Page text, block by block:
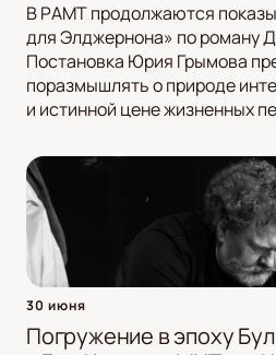
В РАМТ продолжаются
для Элджернона» по роману
Постановка Юрия Грымова
поразмышлять о природе
и истинной цене жизненных
30 июня
Погружение в эпоху